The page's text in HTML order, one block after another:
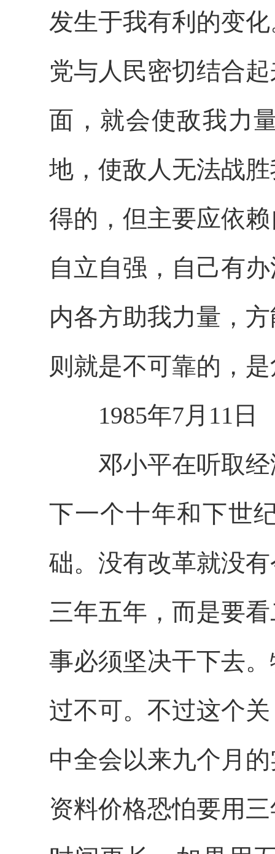
发生于我有利的变
党与人民密切结合
面，就会使敌我力
地，使敌人无法战
得的，但主要应依
自立自强，自己有
内各方助我力量，
则就是不可靠的，
1985年7月11日
邓小平在听取经
下一个十年和下世
础。没有改革就没
三年五年，而是要
事必须坚决干下去
过不可。不过这个
中全会以来九个月
资料价格恐怕要用